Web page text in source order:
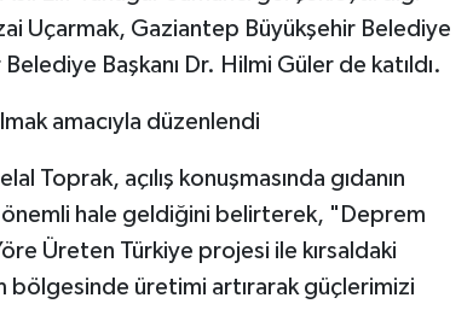
Uçarmak, Gaziantep Büyükşehir Belediye
Başkanı Dr. Hilmi Güler de katıldı.
amacıyla düzenlendi
Toprak, açılış konuşmasında gıdanın
hale geldiğini belirterek, "Deprem
Üreten Türkiye projesi ile kırsaldaki
üretimi artırarak güçlerimizi